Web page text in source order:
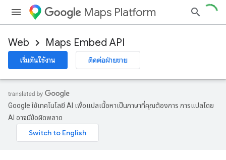
Maps Platform
Web Maps Embed API
เริ่มต้นใช้งาน ติดต่อฝ่ายขาย
Google ใช้เทคโนโลยี AI เพื่อแปลเนื้อหาเป็นภาษาที่คุณต้องการ การแปลโดย
AI อาจมีข้อผิดพลาด